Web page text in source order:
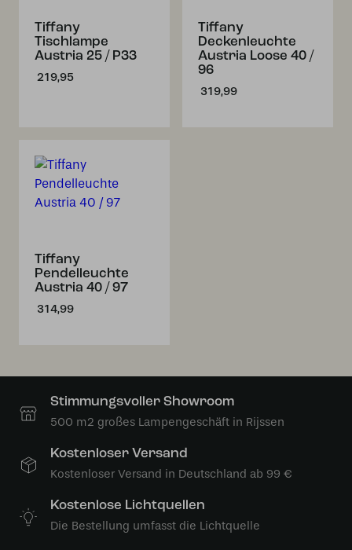
Tiffany
Tischlampe
Austria 25 / P33
219,95
Tiffany
Deckenleuchte
Austria Loose 40 /
96
319,99
Tiffany
Pendelleuchte
Austria 40 / 97
314,99
Stimmungsvoller Showroom
500 m2 großes Lampengeschäft in Rijssen
Kostenloser Versand
Kostenloser Versand in Deutschland ab 99 €
Kostenlose Lichtquellen
Die Bestellung umfasst die Lichtquelle